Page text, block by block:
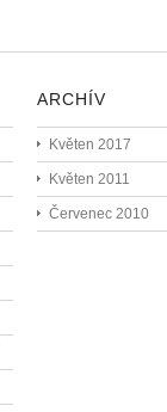
ARCHÍV
Květen 2017
Květen 2011
Červenec 2010